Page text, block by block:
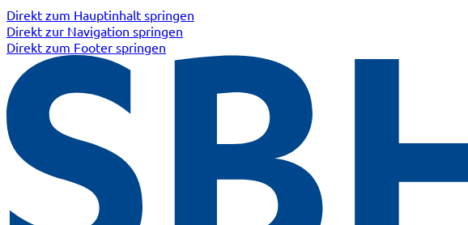
Direkt zum Hauptinhalt springen
Direkt zur Navigation springen
Direkt zum Footer springen